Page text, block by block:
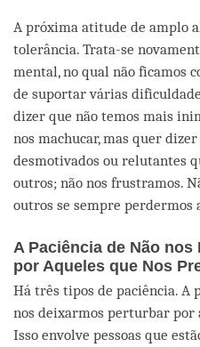
A próxima atitude de amplo
tolerância. Trata-se
mental, no qual não ficamos
de suportar várias
dizer que não temos mais
nos machucar, mas quer
desmotivados ou relutantes
outros; não nos frustramos.
outros se sempre perdermos
A Paciência de Não
por Aqueles que Nos
Há três tipos de paciência. A
nos deixarmos perturbar por
Isso envolve pessoas que